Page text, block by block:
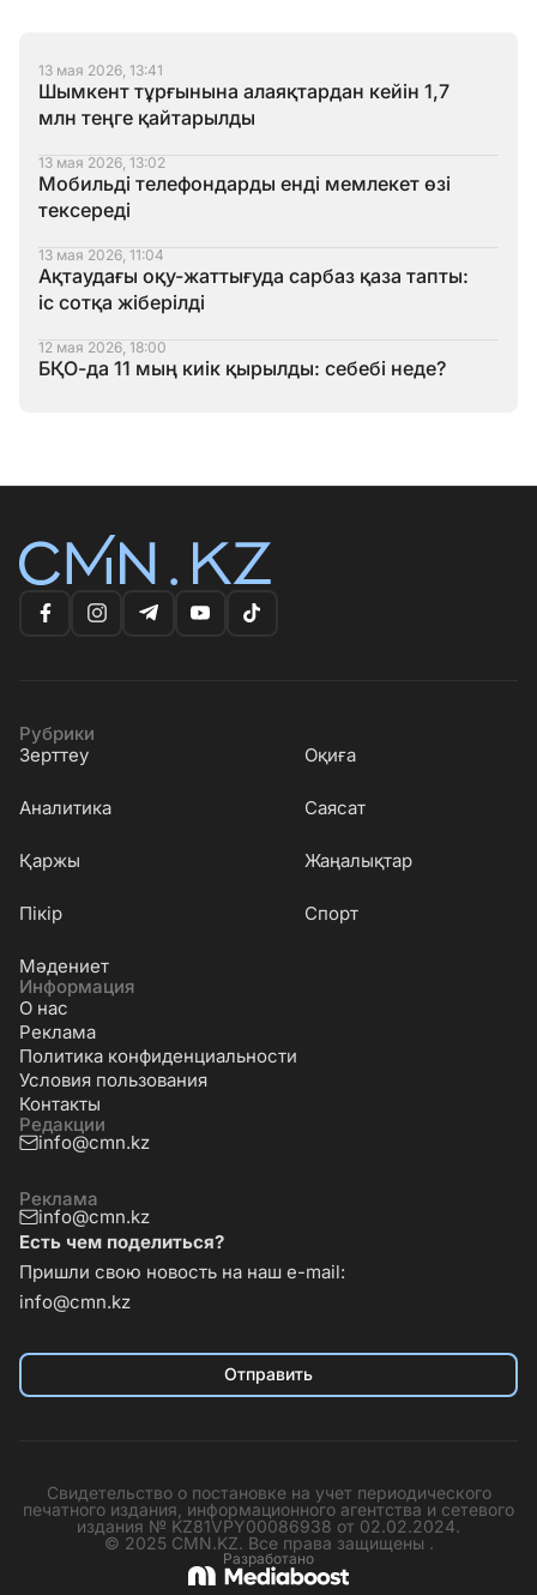
13 мая 2026, 13:41
Шымкент тұрғынына алаяқтардан кейін 1,7
млн теңге қайтарылды
13 мая 2026, 13:02
Мобильді телефондарды енді мемлекет өзі
тексереді
13 мая 2026, 11:04
Ақтаудағы оқу-жаттығуда сарбаз қаза тапты:
іс сотқа жіберілді
12 мая 2026, 18:00
БҚО-да 11 мың киік қырылды: себебі неде?
Рубрики
Зерттеу
Оқиға
Аналитика Саясат
Қаржы Жаңалықтар
Пікір Спорт
Мәдениет
Информация
О нас
Реклама
Политика конфиденциальности
Условия пользования
Контакты
Редакции
info@cmn.kz
Реклама
info@cmn.kz
Есть чем поделиться?
Пришли свою новость на наш e-mail:
info@cmn.kz
Отправить
Свидетельство о постановке на учет периодического
печатного издания, информационного агентства и сетевого
издания № KZ81VPY00086938 от 02.02.2024.
© 2025 CMN.KZ. Все права защищены .
Разработано